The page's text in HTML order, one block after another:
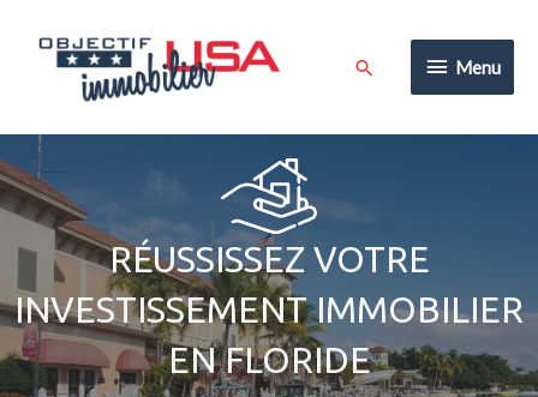
contenu
Menu
Menu
Rechercher
RÉUSSISSEZ VOTRE
INVESTISSEMENT IMMOBILIER
EN FLORIDE